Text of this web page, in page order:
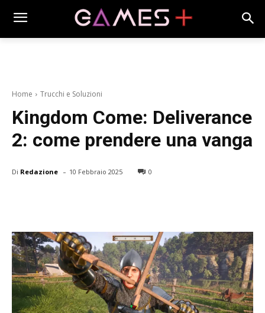
Home Trucchi e Soluzioni
Kingdom Come: Deliverance
2: come prendere una vanga
Di Redazione - 10 Febbraio 2025 0